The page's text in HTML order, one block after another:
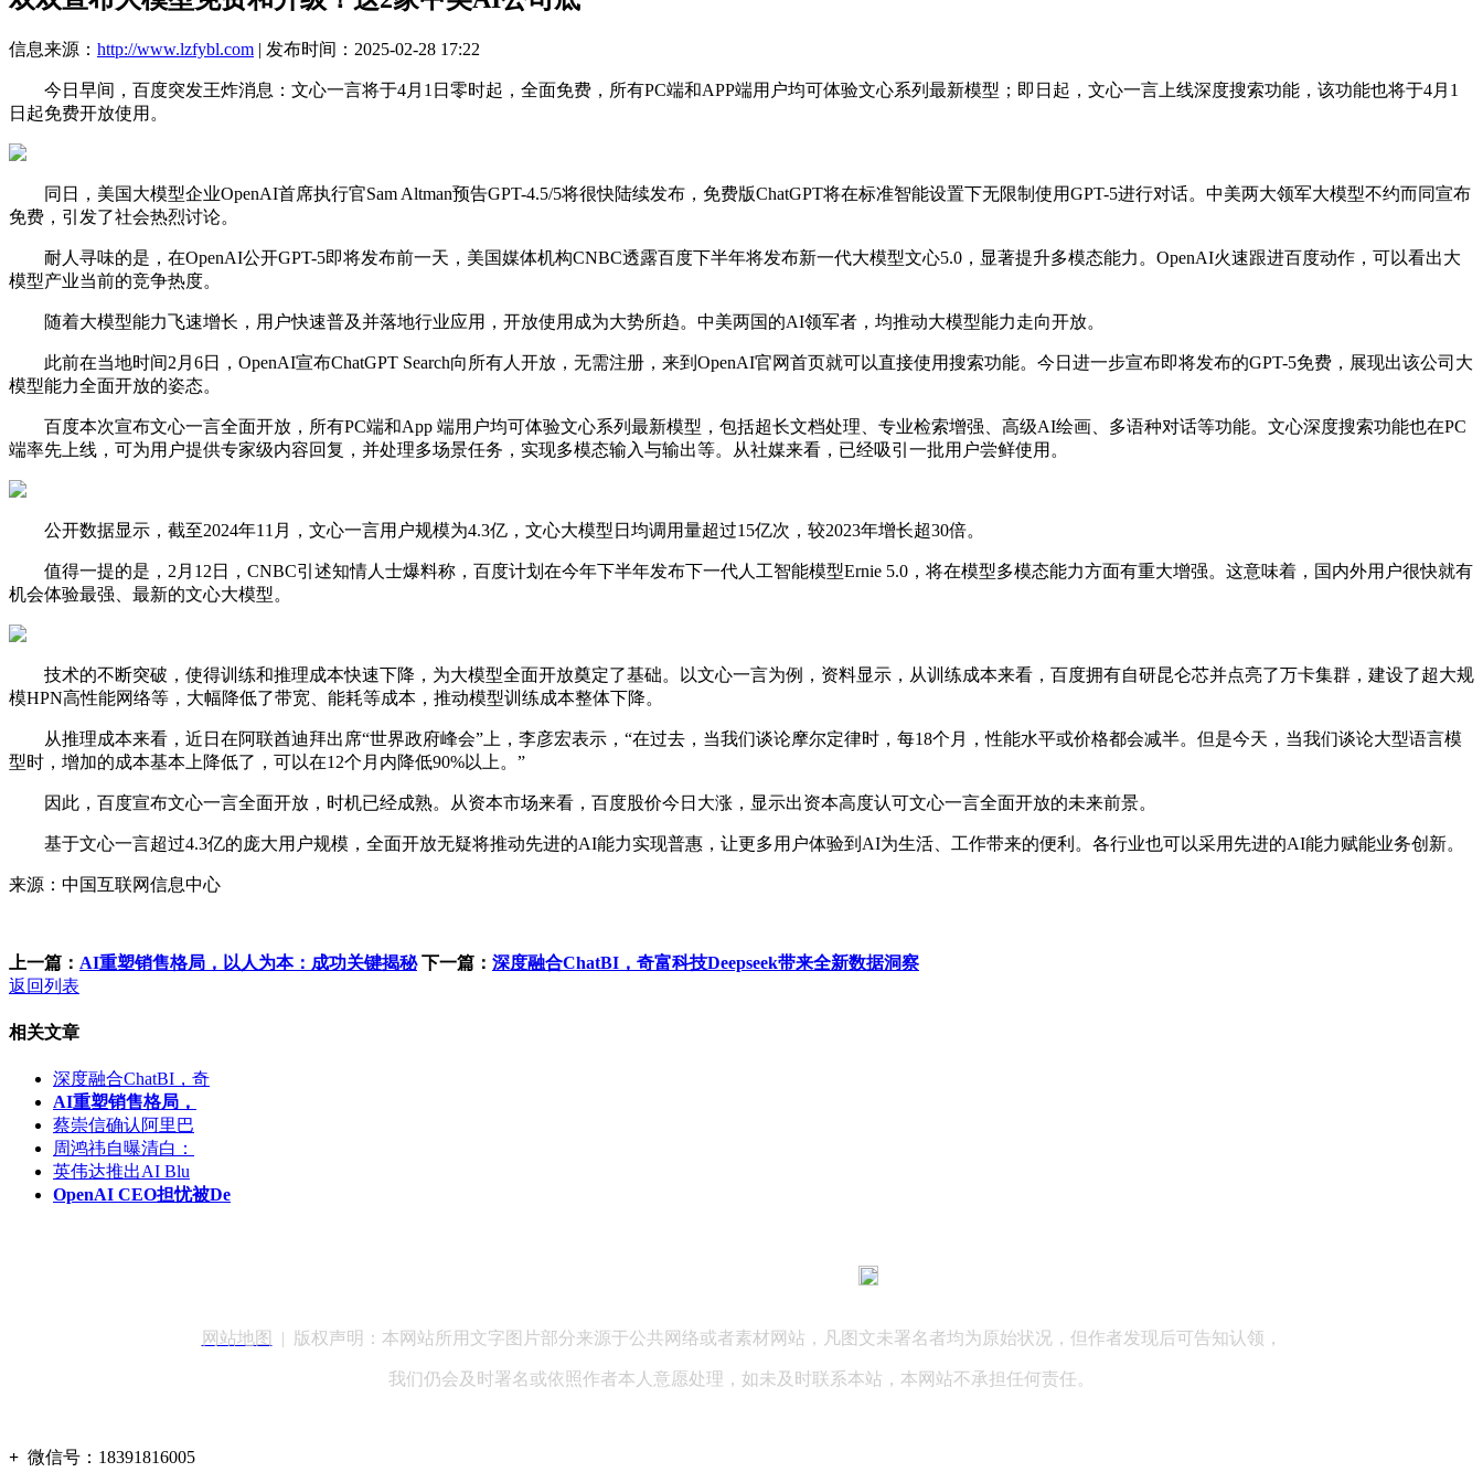
信息来源： http://www.lzfybl.com | 发布时间：2025-02-28 17:22
今日早间，百度突发王炸消息：文心一言将于4月1日零时起，全面免费，所有PC端和APP端用户均可体验文心系列最新模型；即日起，文心一言上线深度搜索功能，该功能也将于4月1
日起免费开放使用。
同日，美国大模型企业OpenAI首席执行官Sam Altman预告GPT-4.5/5将很快陆续发布，免费版ChatGPT将在标准智能设置下无限制使用GPT-5进行对话。中美两大领军大模型不约而同宣布
免费，引发了社会热烈讨论。
耐人寻味的是，在OpenAI公开GPT-5即将发布前一天，美国媒体机构CNBC透露百度下半年将发布新一代大模型文心5.0，显著提升多模态能力。OpenAI火速跟进百度动作，可以看出大
模型产业当前的竞争热度。
随着大模型能力飞速增长，用户快速普及并落地行业应用，开放使用成为大势所趋。中美两国的AI领军者，均推动大模型能力走向开放。
此前在当地时间2月6日，OpenAI宣布ChatGPT Search向所有人开放，无需注册，来到OpenAI官网首页就可以直接使用搜索功能。今日进一步宣布即将发布的GPT-5免费，展现出该公司大
模型能力全面开放的姿态。
百度本次宣布文心一言全面开放，所有PC端和App 端用户均可体验文心系列最新模型，包括超长文档处理、专业检索增强、高级AI绘画、多语种对话等功能。文心深度搜索功能也在PC
端率先上线，可为用户提供专家级内容回复，并处理多场景任务，实现多模态输入与输出等。从社媒来看，已经吸引一批用户尝鲜使用。
公开数据显示，截至2024年11月，文心一言用户规模为4.3亿，文心大模型日均调用量超过15亿次，较2023年增长超30倍。
值得一提的是，2月12日，CNBC引述知情人士爆料称，百度计划在今年下半年发布下一代人工智能模型Ernie 5.0，将在模型多模态能力方面有重大增强。这意味着，国内外用户很快就有
机会体验最强、最新的文心大模型。
技术的不断突破，使得训练和推理成本快速下降，为大模型全面开放奠定了基础。以文心一言为例，资料显示，从训练成本来看，百度拥有自研昆仑芯并点亮了万卡集群，建设了超大规
模HPN高性能网络等，大幅降低了带宽、能耗等成本，推动模型训练成本整体下降。
从推理成本来看，近日在阿联酋迪拜出席“世界政府峰会”上，李彦宏表示，“在过去，当我们谈论摩尔定律时，每18个月，性能水平或价格都会减半。但是今天，当我们谈论大型语言模
型时，增加的成本基本上降低了，可以在12个月内降低90%以上。”
因此，百度宣布文心一言全面开放，时机已经成熟。从资本市场来看，百度股价今日大涨，显示出资本高度认可文心一言全面开放的未来前景。
基于文心一言超过4.3亿的庞大用户规模，全面开放无疑将推动先进的AI能力实现普惠，让更多用户体验到AI为生活、工作带来的便利。各行业也可以采用先进的AI能力赋能业务创新。
来源：中国互联网信息中心
上一篇： AI重塑销售格局，以人为本：成功关键揭秘 下一篇： 深度融合ChatBI，奇富科技Deepseek带来全新数据洞察
返回列表
相关文章
深度融合ChatBI，奇
AI重塑销售格局，
蔡崇信确认阿里巴
周鸿祎自曝清白：
英伟达推出AI Blu
OpenAI CEO担忧被De
网站地图 | 版权声明：本网站所用文字图片部分来源于公共网络或者素材网站，凡图文未署名者均为原始状况，但作者发现后可告知认领，
我们仍会及时署名或依照作者本人意愿处理，如未及时联系本站，本网站不承担任何责任。
+ 微信号： 18391816005